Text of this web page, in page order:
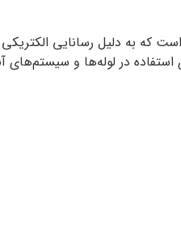
است که به دلیل رسانایی
در لوله‌ها و سیستم‌های